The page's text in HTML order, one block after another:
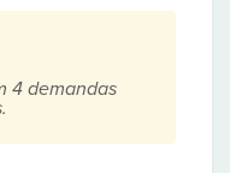
4 demandas